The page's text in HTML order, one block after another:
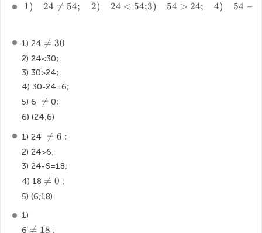
\
g
i
n
{
a
li
g
n
e
d
}
&
1
)
q
u
1) 24 
= 54; 2) 24 < 54;3) 54 > 24; 4) 54 −
1) 24 \
n
q
3
0

= 30
2) 24<30;
3) 30>24;
4) 30-24=6;
5) 6 \
n

= 0;
6) (24;6)
1) 24 \
n
q
6

= 6 ;
2) 24>6;
3) 24-6=18;
4) 18 \
n
0

= 0 ;
5) (6;18)
1)
6 \

= 18 ;